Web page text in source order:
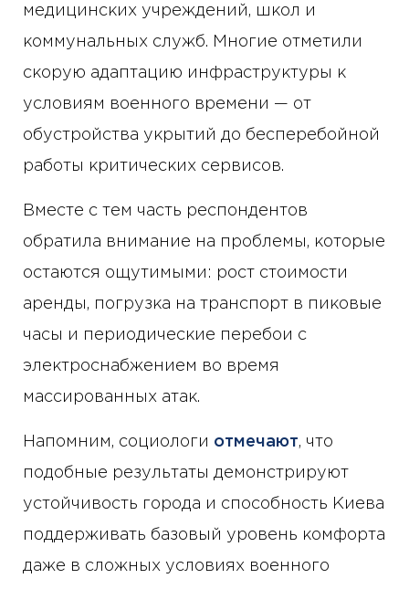
медицинских учреждений, школ и
коммунальных служб. Многие отметили
скорую адаптацию инфраструктуры к
условиям военного времени — от
обустройства укрытий до бесперебойной
работы критических сервисов.
Вместе с тем часть респондентов
обратила внимание на проблемы, которые
остаются ощутимыми: рост стоимости
аренды, погрузка на транспорт в пиковые
часы и периодические перебои с
электроснабжением во время
массированных атак.
Напомним, социологи отмечают, что
подобные результаты демонстрируют
устойчивость города и способность Киева
поддерживать базовый уровень комфорта
даже в сложных условиях военного